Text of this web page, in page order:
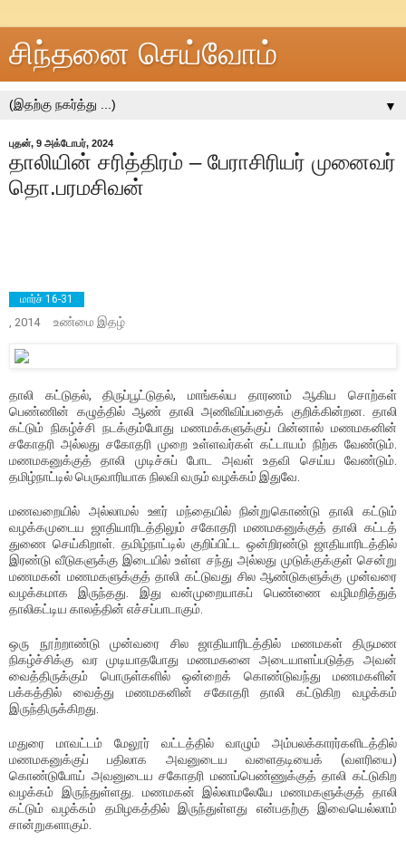
சிந்தனை செய்வோம்
▼
புதன், 9 அக்டோபர், 2024
தாலியின் சரித்திரம் – பேராசிரியர் முனைவர்
தொ.பரமசிவன்
மார்ச் 16-31
, 2014 உண்மை இதழ்
தாலி கட்டுதல், திருப்பூட்டுதல், மாங்கல்ய தாரணம் ஆகிய சொற்கள்
பெண்ணின் கழுத்தில் ஆண் தாலி அணிவிப்பதைக் குறிக்கின்றன. தாலி
கட்டும் நிகழ்ச்சி நடக்கும்போது மணமக்களுக்குப் பின்னால் மணமகனின்
சகோதரி அல்லது சகோதரி முறை உள்ளவர்கள் கட்டாயம் நிற்க வேண்டும்.
மணமகனுக்குத் தாலி முடிச்சுப் போட அவள் உதவி செய்ய வேண்டும்.
தமிழ்நாட்டில் பெருவாரியாக நிலவி வரும் வழக்கம் இதுவே.
மணவறையில் அல்லாமல் ஊர் மந்தையில் நின்றுகொண்டு தாலி கட்டும்
வழக்கமுடைய ஜாதியாரிடத்திலும் சகோதரி மணமகனுக்குத் தாலி கட்டத்
துணை செய்கிறாள். தமிழ்நாட்டில் குறிப்பிட்ட ஒன்றிரண்டு ஜாதியாரிடத்தில்
இரண்டு வீடுகளுக்கு இடையில் உள்ள சந்து அல்லது முடுக்குக்குள் சென்று
மணமகன் மணமகளுக்குத் தாலி கட்டுவது சில ஆண்டுகளுக்கு முன்வரை
வழக்கமாக இருந்தது. இது வன்முறையாகப் பெண்ணை வழிமறித்துத்
தாலிகட்டிய காலத்தின் எச்சப்பாடாகும்.
ஒரு நூற்றாண்டு முன்வரை சில ஜாதியாரிடத்தில் மணமகள் திருமண
நிகழ்ச்சிக்கு வர முடியாதபோது மணமகனை அடையாளப்படுத்த அவன்
வைத்திருக்கும் பொருள்களில் ஒன்றைக் கொண்டுவந்து மணமகளின்
பக்கத்தில் வைத்து மணமகனின் சகோதரி தாலி கட்டுகிற வழக்கம்
இருந்திருக்கிறது.
மதுரை மாவட்டம் மேலூர் வட்டத்தில் வாழும் அம்பலக்காரர்களிடத்தில்
மணமகனுக்குப் பதிலாக அவனுடைய வளைதடியைக் (வளரியை)
கொண்டுபோய் அவனுடைய சகோதரி மணப்பெண்ணுக்குத் தாலி கட்டுகிற
வழக்கம் இருந்துள்ளது. மணமகன் இல்லாமலேயே மணமகளுக்குத் தாலி
கட்டும் வழக்கம் தமிழகத்தில் இருந்துள்ளது என்பதற்கு இவையெல்லாம்
சான்றுகளாகும்.